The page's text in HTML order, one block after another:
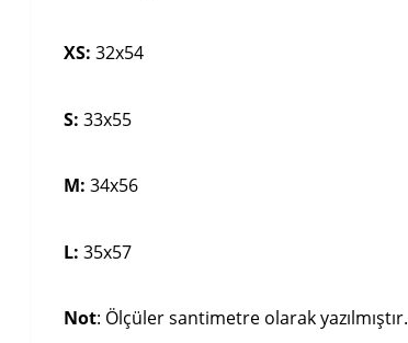
XS: 32x54
S: 33x55
M: 34x56
L: 35x57
Not: Ölçüler santimetre olarak yazılmıştır.